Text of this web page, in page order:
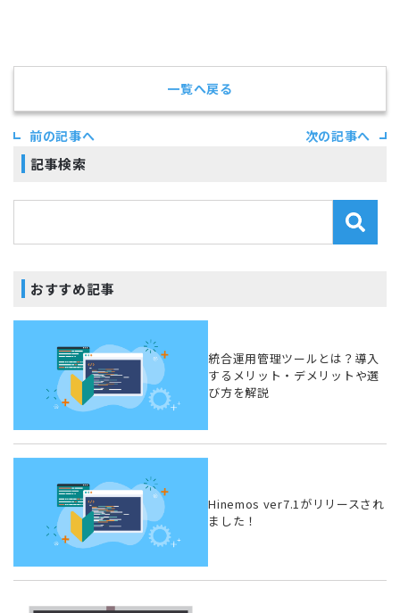
前の記事へ
一覧へ戻る
次の記事へ
記事検索
おすすめ記事
統合運用管理ツールとは？導入
するメリット・デメリットや選
び方を解説
Hinemos ver7.1がリリースされ
ました！